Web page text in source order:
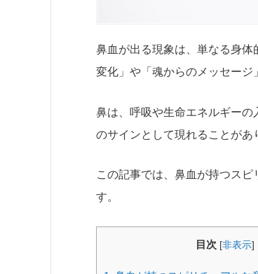
鼻血が出る現象は、単なる身
変化」や「魂からのメッセージ
鼻は、呼吸や生命エネルギー
のサインとして現れることがあ
この記事では、鼻血が持つス
す。
目次 [非表示]